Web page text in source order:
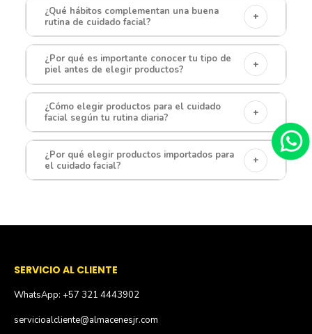
¿Qué hábitos complementan una buena
rutina de cuidado facial?
+
¿Por qué es importante conocer tu tipo de
piel antes de elegir productos?
+
¿Cómo elegir productos para el cuidado
facial según tu rutina diaria?
+
¿Por qué elegir productos importados para
el cuidado facial?
+
SERVICIO AL CLIENTE
WhatsApp: +57 321 4443902
servicioalcliente@almacenesjr.com